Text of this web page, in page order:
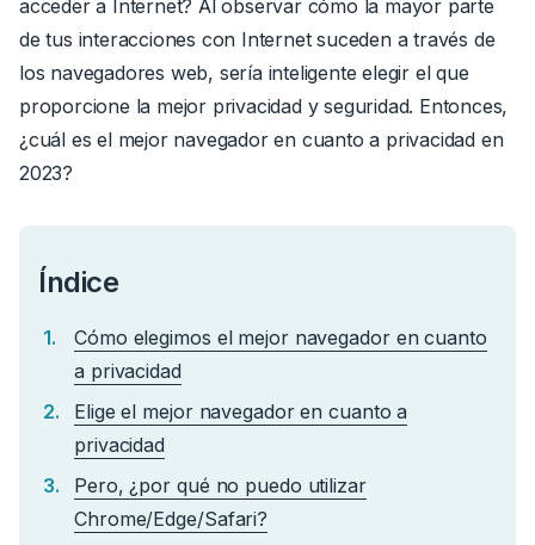
acceder a Internet? Al observar cómo la mayor parte
de tus interacciones con Internet suceden a través de
los navegadores web, sería inteligente elegir el que
proporcione la mejor privacidad y seguridad. Entonces,
¿cuál es el mejor navegador en cuanto a privacidad en
2023?
Índice
Cómo elegimos el mejor navegador en cuanto
a privacidad
Elige el mejor navegador en cuanto a
privacidad
Pero, ¿por qué no puedo utilizar
Chrome/Edge/Safari?